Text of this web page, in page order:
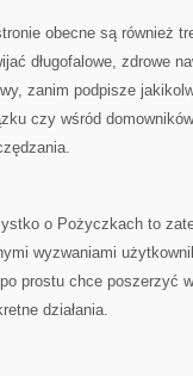
obecne są również
długofalowe, zdrowe
zanim podpisze
czy wśród
o Pożyczkach to
wyzwaniami
prostu chce poszerzyć
działania.